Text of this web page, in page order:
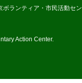
ランティア・市民活動セン
Action Center.